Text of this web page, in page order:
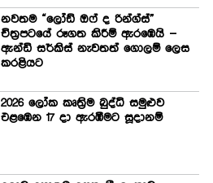
නවතම “ලෝඩ් ඔෆ් ද රින්ග්ස්”
චිත්‍රපටයේ රූගත කිරීම් ඇරඹෙයි –
ඇන්ඩි සර්කිස් නැවතත් ගොලම් ලෙස
කරළියට
2026 ලෝක කෘත්‍රිම බුද්ධි සමුළුව
එළඹෙන 17 දා ඇරඹීමට සූදානම්